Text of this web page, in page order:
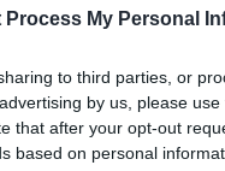
Process My Personal
to third parties, or
by us, please
that after your opt-out
based on personal
Os eleitores
ato eleitoral.
Tempos houve
mal-